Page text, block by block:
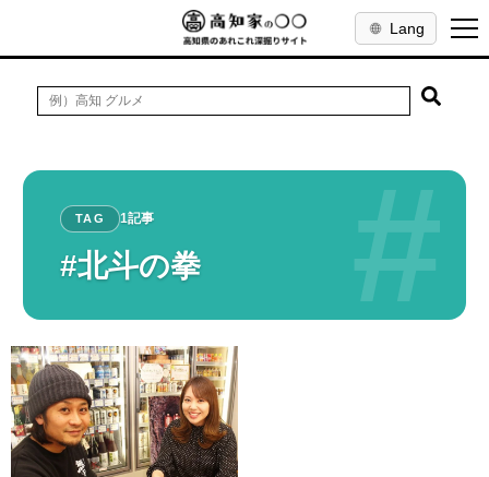
Lang
#
TAG 1記事
#北斗の拳